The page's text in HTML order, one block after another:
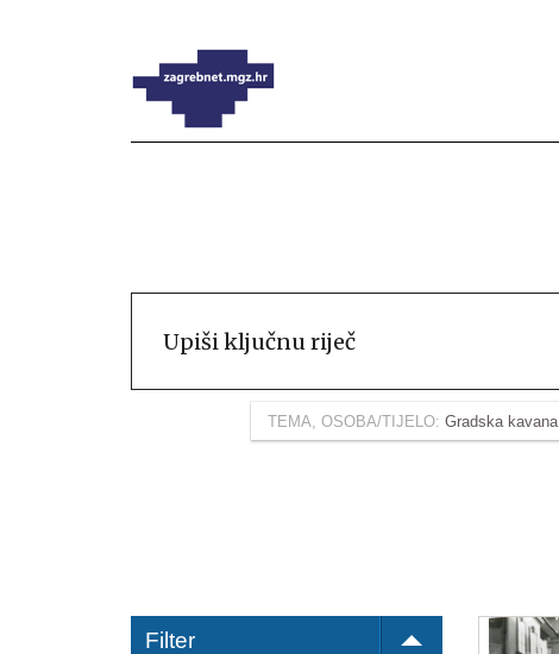
TEMA, OSOBA/TIJELO: Gradska kavana
Filter